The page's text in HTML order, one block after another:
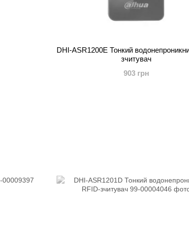
DHI-ASR1200E Тонкий
зчитувач
903 грн